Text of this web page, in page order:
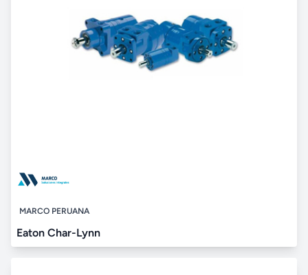
MARCO PERUANA
Eaton Char-Lynn